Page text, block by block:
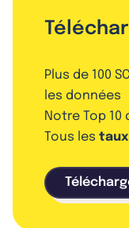
Plus de 100
les données
Notre Top 10
Tous les